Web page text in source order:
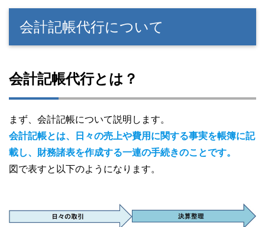
会計記帳代行について
会計記帳代行とは？
まず、会計記帳について説明します。
会計記帳とは、日々の売上や費用に関する事実を帳簿に記
載し、財務諸表を作成する一連の手続きのことです。
図で表すと以下のようになります。